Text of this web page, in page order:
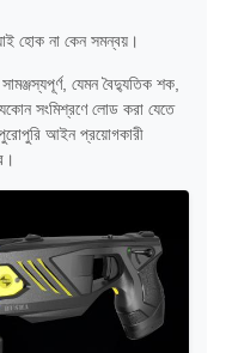
হোক না কেন সমন্বয়।
যেমন বৈদ্যুতিক শক,
সংমিশ্রণে লোড করা যেতে
আইন প্রয়োগকারী